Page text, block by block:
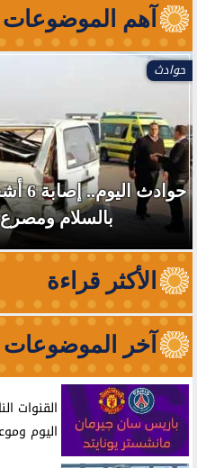
آهم الموضوعات
حوادث
بالسلام
الأكثر قراءة
آخر الموضوعات
القنوات
اليوم